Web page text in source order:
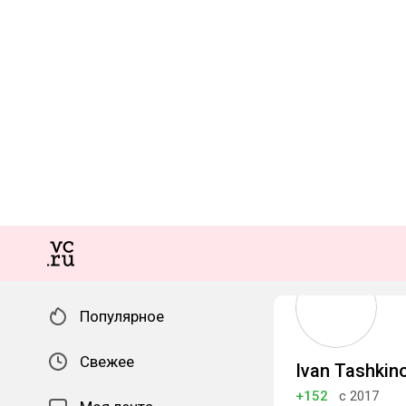
Популярное
Свежее Ivan
+152 с 2017